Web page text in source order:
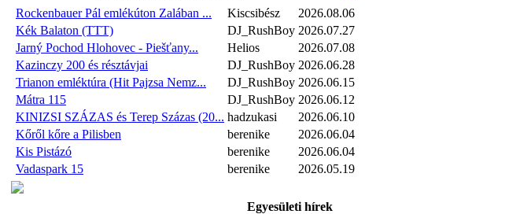
Rockenbauer Pál emlékúton Zalában ...
Kiscsibész
2026.08.06
Kék Balaton (TTT)
DJ_RushBoy 2026.07.27
Jarný Pochod Hlohovec - Piešťany...
Helios
2026.07.08
Kazinczy 200 és résztávjai
DJ_RushBoy 2026.06.28
Trianon emléktúra (Hit Pajzsa Nemz...
DJ_RushBoy 2026.06.15
Mátra 115
DJ_RushBoy 2026.06.12
KINIZSI SZÁZAS és Terep Százas (20... hadzukasi
2026.06.10
Kőről kőre a Pilisben
berenike
2026.06.04
Kis Pistázó
berenike
2026.06.04
Vadaspark 15
berenike 2026.05.19
Egyesületi hírek